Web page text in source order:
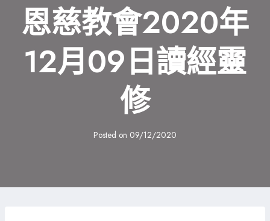
恩慈教會2020年
12月09日讀經靈
修
Posted on 09/12/2020